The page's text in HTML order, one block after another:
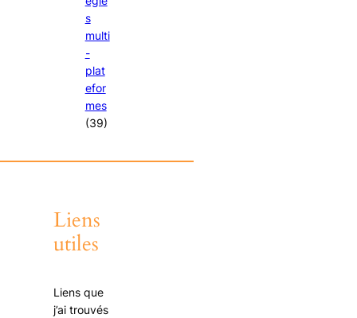
s
multi
-
plat
efor
mes
(39)
Liens
utiles
Liens que
j’ai trouvés